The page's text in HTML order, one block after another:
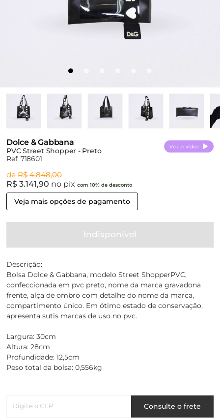
Dolce & Gabbana
PVC Street Shopper - Preto
Ref: 718601
Veja o vídeo
de R$ 4.848,00
R$ 3.141,90 no pix com 10% de desconto
Veja mais opções de pagamento
Indisponível
Descrição:
Bolsa Dolce & Gabbana, modelo Street ShopperPVC,
confeccionada em pvc preto, nome da marca gravadona
frente, alça de ombro com detalhe do nome da marca,
compartimento único. Em ótimo estado de conservação,
apresenta sutis marcas de uso no pvc.
Largura: 30cm
Altura: 28cm
Profundidade: 12,5cm
Peso total da bolsa: 0,556kg
Digite o CEP Consulte o frete